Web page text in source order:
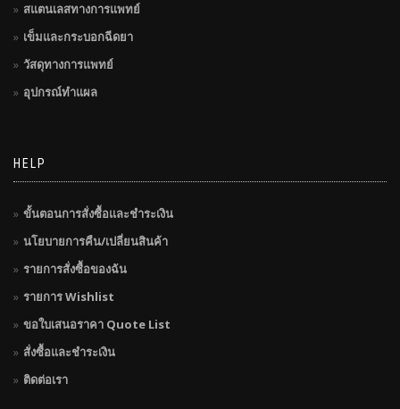
สแตนเลสทางการแพทย์
เข็มและกระบอกฉีดยา
วัสดุทางการแพทย์
อุปกรณ์ทำแผล
HELP
ขั้นตอนการสั่งซื้อและชำระเงิน
นโยบายการคืน/เปลี่ยนสินค้า
รายการสั่งซื้อของฉัน
รายการ Wishlist
ขอใบเสนอราคา Quote List
สั่งซื้อและชำระเงิน
ติดต่อเรา